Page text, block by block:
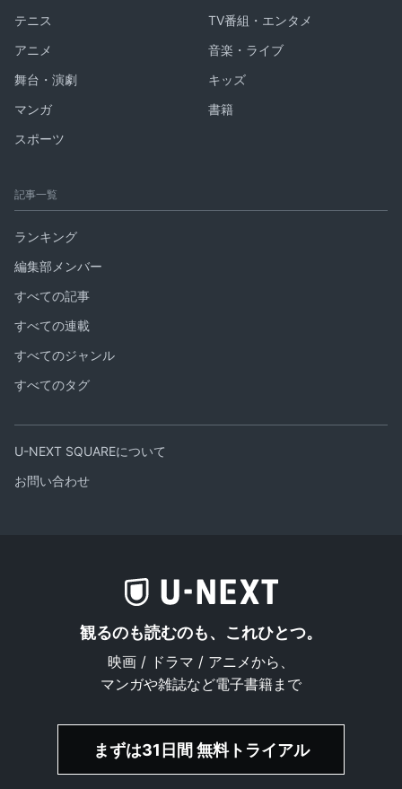
テニス
TV番組・エンタメ
アニメ
音楽・ライブ
舞台・演劇
キッズ
マンガ
書籍
スポーツ
記事一覧
ランキング
編集部メンバー
すべての記事
すべての連載
すべてのジャンル
すべてのタグ
U-NEXT SQUAREについて
お問い合わせ
観るのも読むのも、これひとつ。
映画 / ドラマ / アニメから、
マンガや雑誌など電子書籍まで
まずは31日間 無料トライアル